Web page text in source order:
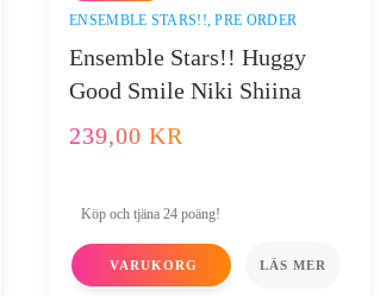
ENSEMBLE STARS!!,PRE ORDER
Ensemble Stars!! Huggy
Good Smile Niki Shiina
239,00 KR
Köp och tjäna 24 poäng!
VARUKORG LÄS MER